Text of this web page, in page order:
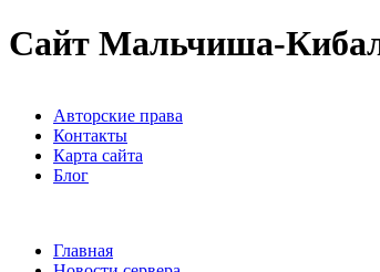
Сайт Мальчиша-
Авторские права
Контакты
Карта сайта
Блог
Главная